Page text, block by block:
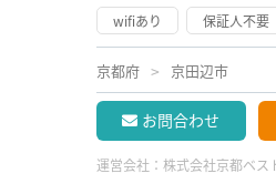
wifiあり
保証人不要
京都府 京田辺市
お問合わせ
運営会社： 株式会社京都ベス